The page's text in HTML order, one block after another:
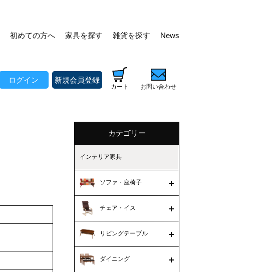
初めての方へ 家具を探す 雑貨を探す News
ログイン 新規会員登録
カート お問い合わせ
カテゴリー
インテリア家具
ソファ・座椅子
チェア・イス
リビングテーブル
ダイニング